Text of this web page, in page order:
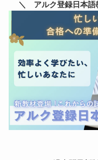
＼ アルク登録日本語